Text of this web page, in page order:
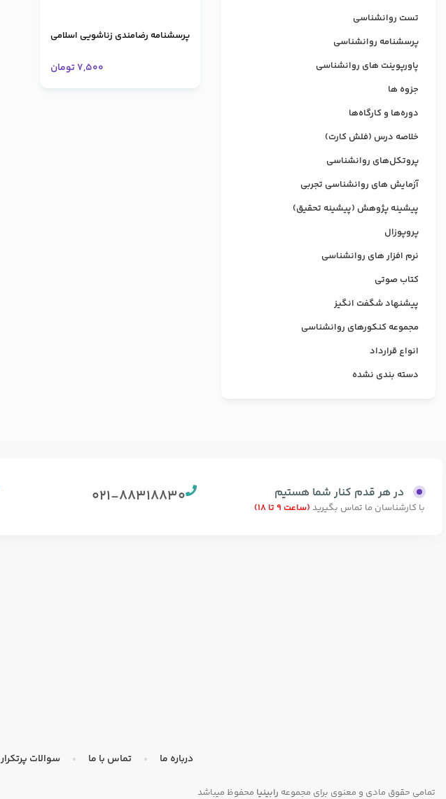
تست روانشناسی
پرسشنامه روانشناسی
پاورپوینت های روانشناسی
جزوه ها
دوره‌ها و کارگاه‌ها
خلاصه درس (فلش کارت)
پروتکل‌های روانشناسی
آزمایش های روانشناسی تجربی
پیشینه پژوهش (پیشینه تحقیق)
پروپوزال
نرم افزار های روانشناسی
کتاب صوتی
پیشنهاد شگفت انگیز
مجموعه کنکورهای روانشناسی
انواع قرارداد
دسته بندی نشده
پرسشنامه رضامندی زناشویی اسلامی
7,500 تومان
در هر قدم کنار شما هستیم
با کارشناسان ما تماس بگیرید (ساعت 9 تا 18)
021-88318830
درباره ما تماس با ما سوالات پرتکرار
تمامی حقوق مادی و معنوی برای مجموعه رابینیا محفوظ میباشد